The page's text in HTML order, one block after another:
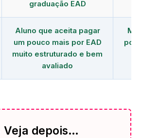
graduação EAD
Aluno que aceita pagar
um pouco mais por EAD
muito estruturado e bem
avaliado
Veja depois…